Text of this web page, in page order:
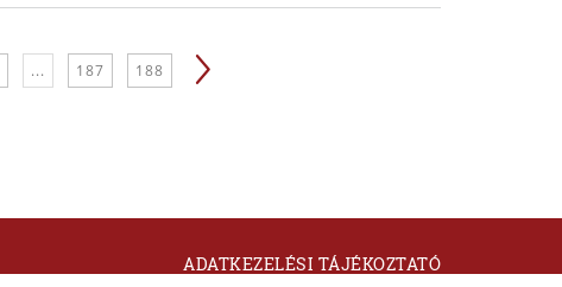
... 187 188
ADATKEZELÉSI TÁJÉKOZTATÓ